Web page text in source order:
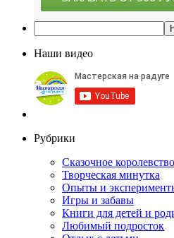
Наши видео
Рубрики
Сказочное королевство
Творческая минутка
Опыты и
Игры и забавы
Книги для детей и
Любимый подросток